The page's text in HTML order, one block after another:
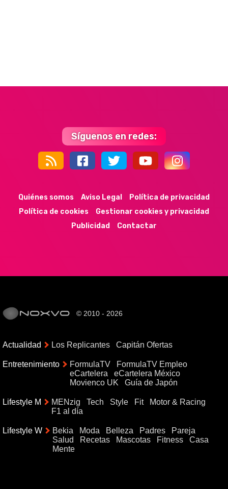
Síguenos en redes:
44k 9k 35k 352
Quiénes somos Aviso Legal
Política de privacidad
Política de cookies
Gestionar cookies y privacidad
Publicidad
Contactar
© 2010 - 2026
Actualidad Los Replicantes Capitán Ofertas
Entretenimiento FormulaTV
FormulaTV Empleo
eCartelera
eCartelera México
Movienco UK
Guía de Japón
Lifestyle M MENzig Tech Style Fit
Motor & Racing
F1 al día
Lifestyle W Bekia Moda Belleza Padres
Pareja
Salud
Recetas Mascotas Fitness
Casa
Mente